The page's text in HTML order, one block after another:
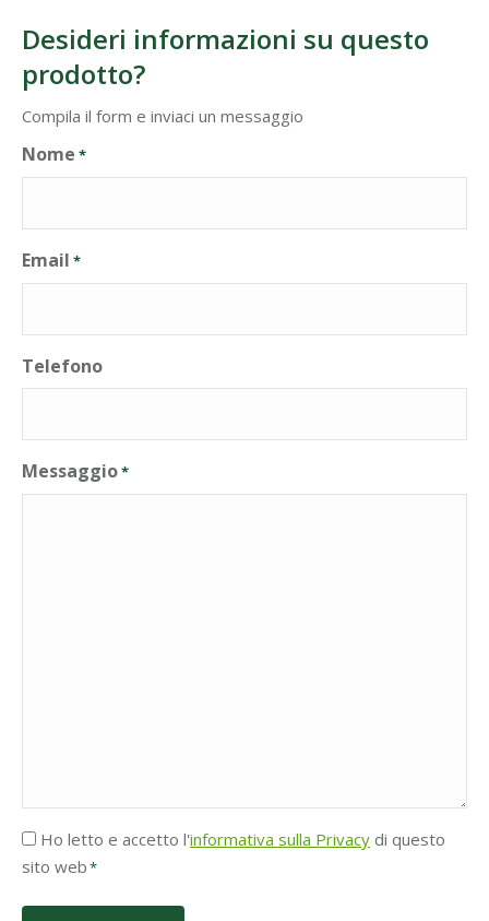
Desideri informazioni su questo
prodotto?
Compila il form e inviaci un messaggio
Nome *
Email *
Telefono
Messaggio*
Accettazione
Privacy
Ho letto e accetto l'informativa sulla Privacy di questo
sito web*